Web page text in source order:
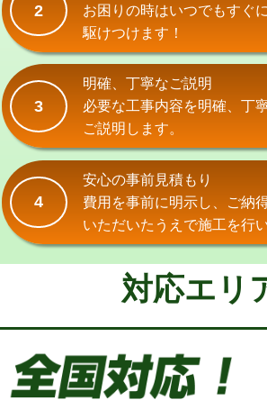
持込商品取付（単水栓）
持込商品取付（混合水栓）
持込商品取付（浄水器・分岐水栓）
給水管工事※（ホール加工)
給水管工事※（バンド止め)
給水管工事※（支持金具設置)
給水管工事※（保温材使用（バンド止
め込み）)
給水管工事※（土の掘削・埋め戻し作
給水管工事※（塩ビ管（VP・HI）使
用/3ｍまで)
2
お困りの時はいつでもすぐに
駆けつけます！
3
明確、丁寧なご説明
必要な工事内容を明確、丁
ご説明します。
4
安心の事前見積もり
費用を事前に明示し、ご納
いただいたうえで施工を行い
対応エリ